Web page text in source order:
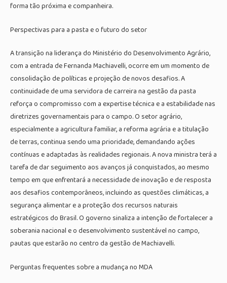
forma tão próxima e companheira.
Perspectivas para a pasta e o futuro do setor
A transição na liderança do Ministério do Desenvolvimento Agrário,
com a entrada de Fernanda Machiavelli, ocorre em um momento de
consolidação de políticas e projeção de novos desafios. A
continuidade de uma servidora de carreira na gestão da pasta
reforça o compromisso com a expertise técnica e a estabilidade nas
diretrizes governamentais para o campo. O setor agrário,
especialmente a agricultura familiar, a reforma agrária e a titulação
de terras, continua sendo uma prioridade, demandando ações
contínuas e adaptadas às realidades regionais. A nova ministra terá a
tarefa de dar seguimento aos avanços já conquistados, ao mesmo
tempo em que enfrentará a necessidade de inovação e de resposta
aos desafios contemporâneos, incluindo as questões climáticas, a
segurança alimentar e a proteção dos recursos naturais
estratégicos do Brasil. O governo sinaliza a intenção de fortalecer a
soberania nacional e o desenvolvimento sustentável no campo,
pautas que estarão no centro da gestão de Machiavelli.
Perguntas frequentes sobre a mudança no MDA